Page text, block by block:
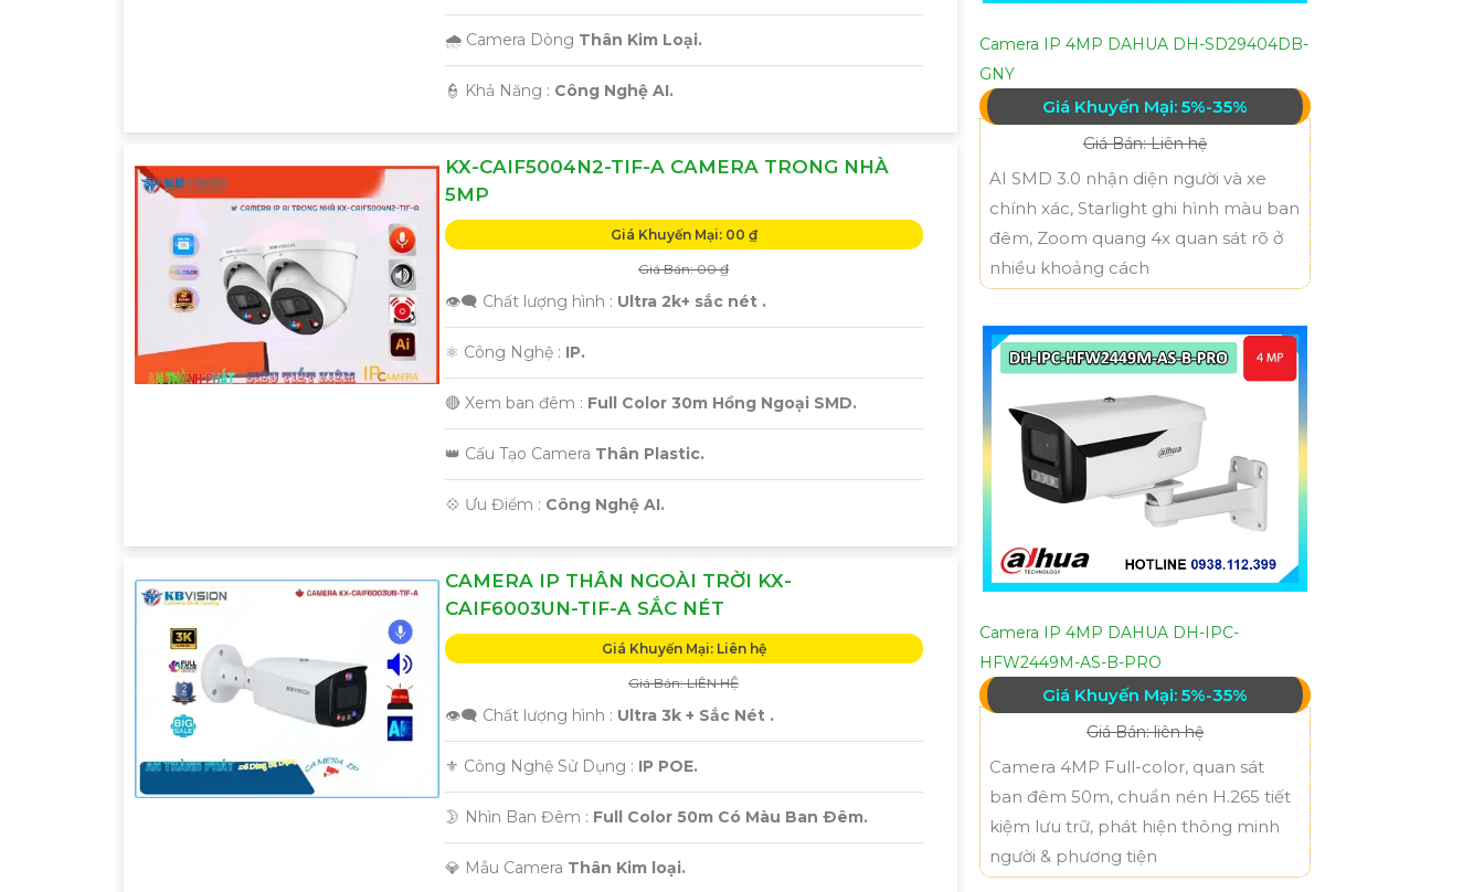
🌧️ Camera Dòng Thân Kim Loại.
️👮 Khả Năng : Công Nghệ AI.
KX-CAIF5004N2-TIF-A CAMERA TRONG NHÀ
5MP
Giá Khuyến Mại: 00 ₫
Giá Bán: 00 ₫
👁️‍🗨 Chất lượng hình : Ultra 2k+ sắc nét .
⚛️ Công Nghệ : IP.
🔴 Xem ban đêm : Full Color 30m Hồng Ngoại SMD.
👑 Cấu Tạo Camera Thân Plastic.
️💠 Ưu Điểm : Công Nghệ AI.
CAMERA IP THÂN NGOÀI TRỜI KX-
CAIF6003UN-TIF-A SẮC NÉT
Giá Khuyến Mại: Liên hệ
Giá Bán: LIÊN HỆ
👁️‍🗨 Chất lượng hình : Ultra 3k + Sắc Nét .
⚜️ Công Nghệ Sử Dụng : IP POE.
🌛 Nhìn Ban Đêm : Full Color 50m Có Màu Ban Ðêm.
💎 Mẫu Camera Thân Kim loại.
Camera IP 4MP DAHUA DH-SD29404DB-
GNY
Giá Khuyến Mại: 5%-35%
Giá Bán: Liên hệ
AI SMD 3.0 nhận diện người và xe
chính xác, Starlight ghi hình màu ban
đêm, Zoom quang 4x quan sát rõ ở
nhiều khoảng cách
Camera IP 4MP DAHUA DH-IPC-
HFW2449M-AS-B-PRO
Giá Khuyến Mại: 5%-35%
Giá Bán: liên hệ
Camera 4MP Full-color, quan sát
ban đêm 50m, chuẩn nén H.265 tiết
kiệm lưu trữ, phát hiện thông minh
người & phương tiện